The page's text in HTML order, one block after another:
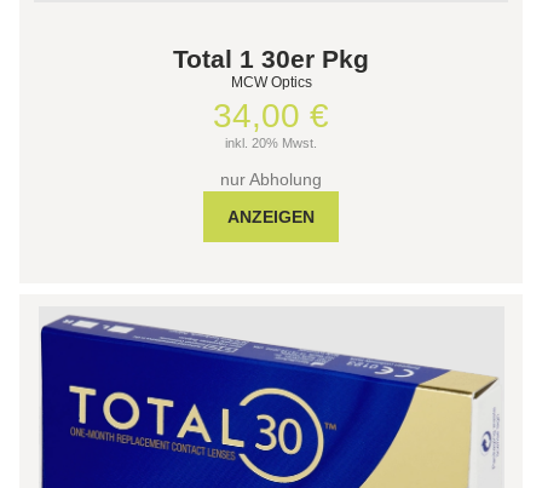
Total 1 30er Pkg
MCW Optics
34,00 €
inkl. 20% Mwst.
nur Abholung
ANZEIGEN